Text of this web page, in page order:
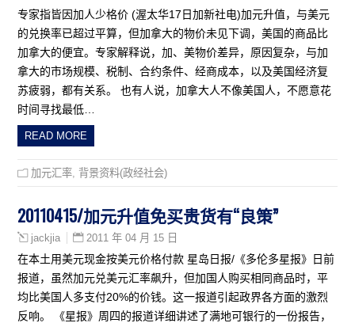
专家指皆因加人少格价 (渥太华17日加新社电)加元升值，与美元
的兑换率已超过平算，但加拿大的物价未见下调，美国的商品比
加拿大的便宜。专家解释说，加、美物价差异，原因复杂，与加
拿大的市场规模、税制、合约条件、经商成本，以及美国经济复
苏疲弱，都有关系。 也有人说，加拿大人不像美国人，不愿意花
时间寻找最低…
READ MORE
加元汇率 背景资料(政经社会)
20110415/加元升值免买贵货有“良策”
jackjia 2011 年 04 月 15 日
在本土用美元现金按美元价格付款 星岛日报/《多伦多星报》日前
报道，虽然加元兑美元汇率飙升，但加国人购买相同商品时，平
均比美国人多支付20%的价钱。这一报道引起政界各方面的激烈
反响。 《星报》周四的报道详细讲述了满地可银行的一份报告，